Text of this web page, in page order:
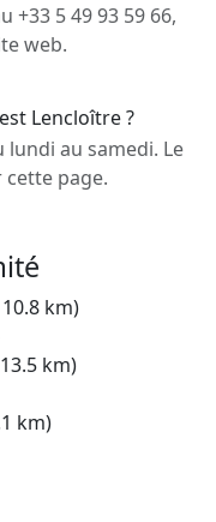
+33 5 49 93 59 66,
web.
Lencloître ?
au samedi. Le
page.
km)
km)
km)